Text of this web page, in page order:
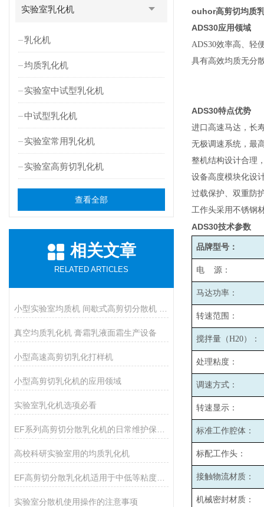
实验室乳化机
乳化机
均质乳化机
实验室中试型乳化机
中试型乳化机
实验室常用乳化机
实验室高剪切乳化机
查看全部
相关文章
RELATED ARTICLES
真空均质乳化机 膏霜乳液面霜生产设备
小型高速高剪切乳化打样机
小型高剪切乳化机的应用领域
实验室乳化机选项必看
高校科研实验室用的均质乳化机
实验室分散机使用操作的注意事项
ouhor高剪切均质
ADS30应用领域
ADS30效率高、轻
具有高效均质无分
ADS30特点优势
进口高速马达，长
无极调速系统，最
整机结构设计合理
设备高度模块化设
过载保护、双重防
工作头采用不锈钢
ADS30技术参数
品牌型号：
电 源：
马达功率：
转速范围：
搅拌量（H20）：
处理粘度：
调速方式：
转速显示：
标准工作腔体：
标配工作头：
接触物流材质：
机械密封材质：